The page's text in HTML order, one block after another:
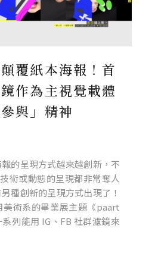
覆紙本海報！首
作為主視覺載體
與」精神
的呈現方式越來越創新，不
術或動態的呈現都非常奪人
種創新的呈現方式出現了！
美術系的畢業展主題《paart
列能用 IG、FB 社群濾鏡來